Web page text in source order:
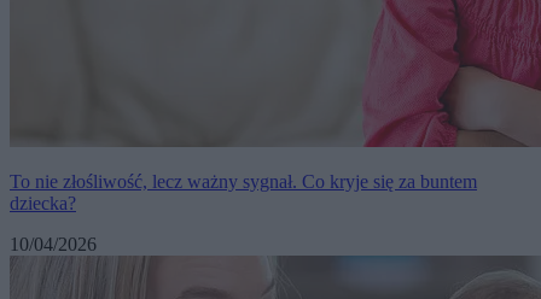
To nie złośliwość, lecz ważny sygnał. Co kryje się za buntem
dziecka?
10/04/2026